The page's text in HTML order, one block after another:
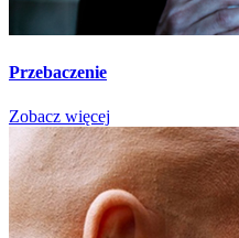
Przebaczenie
Zobacz więcej